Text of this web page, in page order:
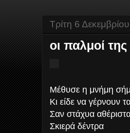
Τρίτη 6
οι παλμοί
Μέθυσε η μνήμη
Κι είδε να γέρνουν
Σαν στάχυα
Σκιερά δέντρα